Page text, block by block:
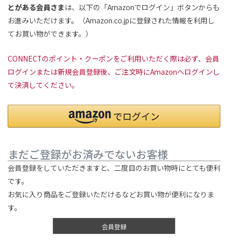
とがある会員さま は、以下の「Amazonでログイン」ボタンからも
お進みいただけます。（Amazon.co.jpに登録された情報を利用し
てお買い物ができます。）
CONNECTのポイント・クーポンをご利用いただく際は必ず、会員
ログインまたは新規会員登録後、ご注文時にAmazonへログインし
て決済してください。
まだご登録がお済みでないお客様
会員登録をしていただきますと、二度目のお買い物時にとても便利
です。
お気に入り商品をご登録いただけるなどお買い物が便利になりま
す。
会員登録